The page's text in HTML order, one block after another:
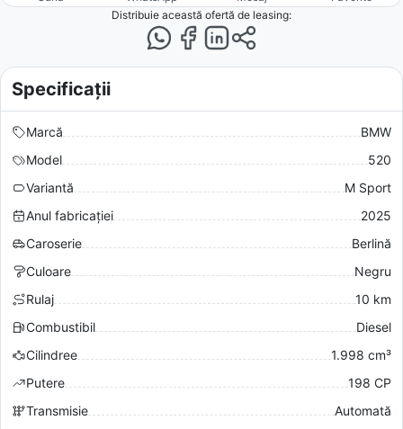
Distribuie această ofertă de leasing:
Specificații
Marcă
BMW
Model
520
Variantă
M Sport
Anul fabricației
2025
Caroserie
Berlină
Culoare
Negru
Rulaj
10 km
Combustibil
Diesel
Cilindree
1.998 cm³
Putere
198 CP
Transmisie
Automată